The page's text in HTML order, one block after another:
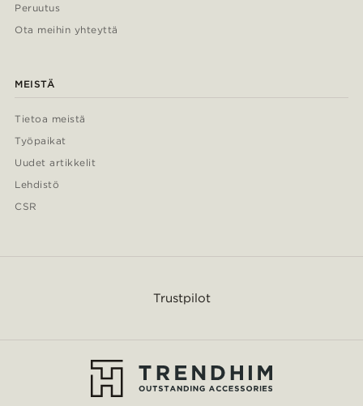
Peruutus
Ota meihin yhteyttä
MEISTÄ
Tietoa meistä
Työpaikat
Uudet artikkelit
Lehdistö
CSR
Trustpilot